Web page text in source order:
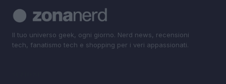
Il tuo universo geek, ogni giorno. Nerd news, recensioni
tech, fanatismo tech e shopping per i veri appassionati.